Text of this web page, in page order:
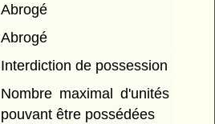
Abrogé
Abrogé
Interdiction de possession
Nombre maximal d'unités
pouvant être possédées